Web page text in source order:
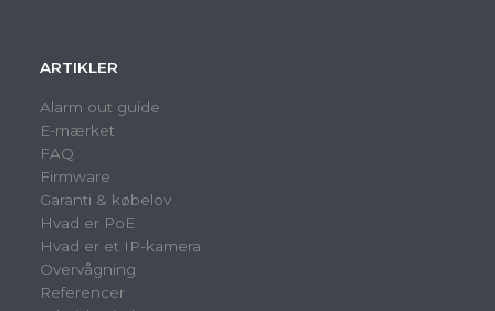
ARTIKLER
Alarm out guide
E-mærket
FAQ
Firmware
Garanti & købelov
Hvad er PoE
Hvad er et IP-kamera
Overvågning
Referencer